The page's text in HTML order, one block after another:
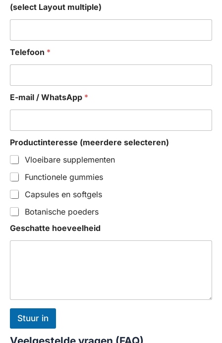
(select Layout multiple)
Telefoon *
E-mail / WhatsApp *
Productinteresse (meerdere selecteren)
Vloeibare supplementen
Functionele gummies
Capsules en softgels
Botanische poeders
Geschatte hoeveelheid
Stuur in